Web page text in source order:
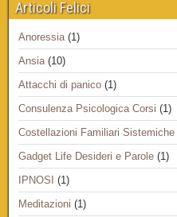
Articoli Felici
Anoressia(1)
Ansia(10)
Attacchi di panico (1)
Consulenza Psicologica Corsi (1)
Costellazioni Familiari Sistemiche
Gadget Life Desideri e Parole (1)
IPNOSI (1)
Meditazioni (1)